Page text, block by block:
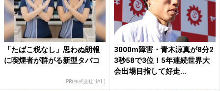
「たばこ税なし」思わぬ朗報
に喫煙者が群がる新型タバコ
PR(株式会社HAL)
3000m障害・青木涼真が8分2
3秒58で3位！5年連続世界大
会出場目指して好走...